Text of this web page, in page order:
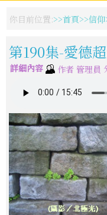
你目前位置: 首頁 信仰
第190集-愛德
詳細內容 作者 管理員